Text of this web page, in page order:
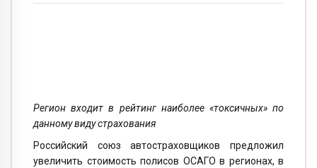
Регион входит в рейтинг наиболее «токсичных» по
данному виду страхования
Российский союз автостраховщиков предложил
увеличить стоимость полисов ОСАГО в регионах, в